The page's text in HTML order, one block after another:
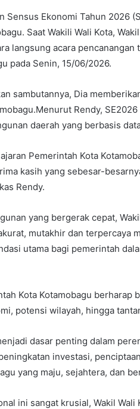
Sensus Ekonomi Tahun 2026
Saat Wakili Wali Kota,
langsung acara
pada Senin, 15/06/2026.
sambutannya, Dia
Rendy,
daerah yang berbasis
Pemerintah Kota
kasih yang sebesar-
Rendy.
yang bergerak cepat,
mutakhir dan terpercaya
utama bagi pemerintah
Kota Kotamobagu
potensi wilayah, hingga
dasar penting dalam
investasi,
yang maju, sejahtera, dan
ini sangat krusial, Wakil